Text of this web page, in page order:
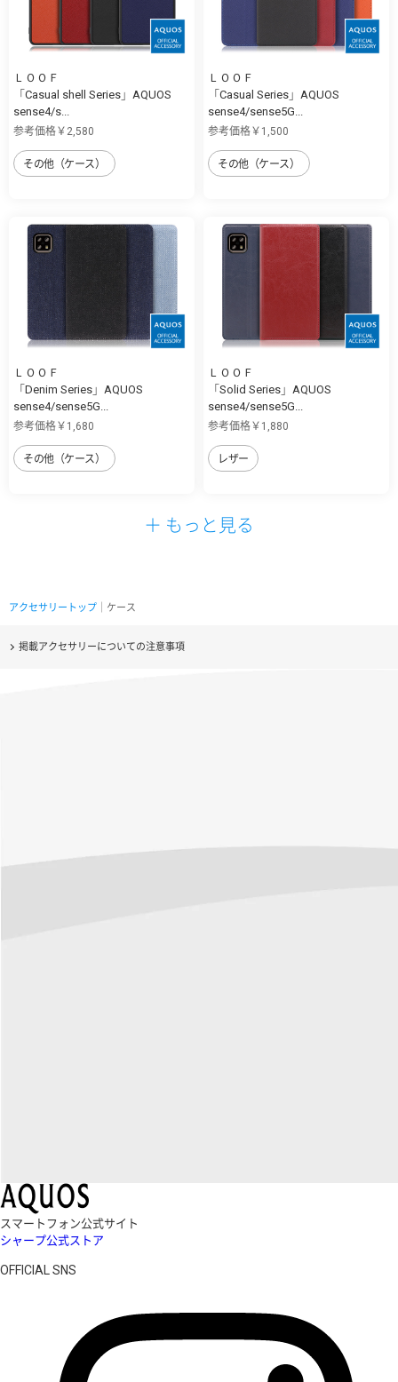
ＬＯＯＦ
「Casual shell Series」AQUOS
sense4/s...
参考価格￥2,580
その他（ケース）
ＬＯＯＦ
「Casual Series」AQUOS
sense4/sense5G...
参考価格￥1,500
その他（ケース）
ＬＯＯＦ
「Denim Series」AQUOS
sense4/sense5G...
参考価格￥1,680
その他（ケース）
ＬＯＯＦ
「Solid Series」AQUOS
sense4/sense5G...
参考価格￥1,880
レザー
＋ もっと見る
アクセサリートップ ｜ケース
掲載アクセサリーについての注意事項
スマートフォン公式サイト
シャープ公式ストア
OFFICIAL SNS